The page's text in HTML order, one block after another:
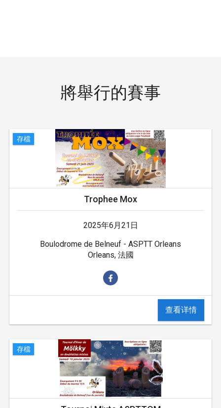
將舉行的賽事
存檔
Trophee Mox
2025年6月21日
Boulodrome de Belneuf - ASPTT Orleans
Orleans, 法國
查看详情
存檔